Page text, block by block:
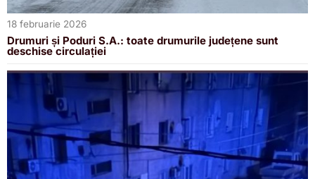
18 februarie 2026
Drumuri și Poduri S.A.: toate drumurile județene sunt
deschise circulației